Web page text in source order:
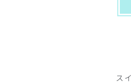
ス